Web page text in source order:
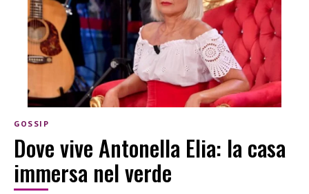
GOSSIP
Dove vive Antonella Elia: la casa
immersa nel verde